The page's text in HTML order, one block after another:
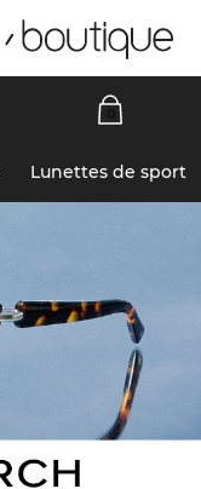
Lunettes de sport